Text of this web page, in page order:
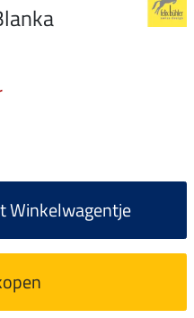
Winkelwagentje